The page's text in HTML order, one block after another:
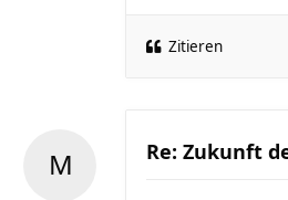
Zitieren
Re: Zukunft